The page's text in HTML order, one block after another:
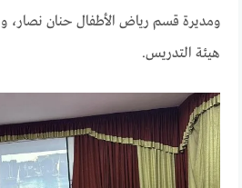
ومديرة قسم رياض الأطفال حنان نصار،
هيئة التدريس.